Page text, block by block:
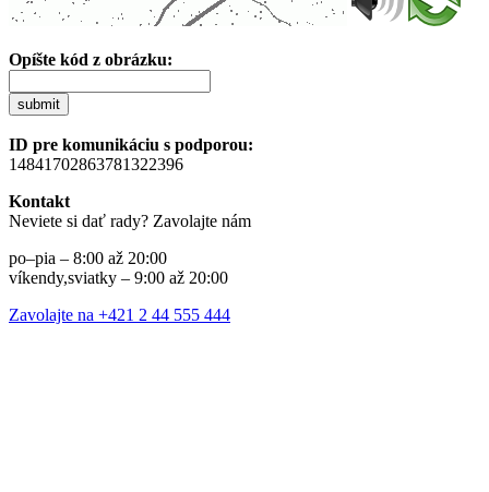
Opíšte kód z obrázku:
submit
ID pre komunikáciu s podporou:
14841702863781322396
Kontakt
Neviete si dať rady? Zavolajte nám
po–pia – 8:00 až 20:00
víkendy,sviatky – 9:00 až 20:00
Zavolajte na +421 2 44 555 444